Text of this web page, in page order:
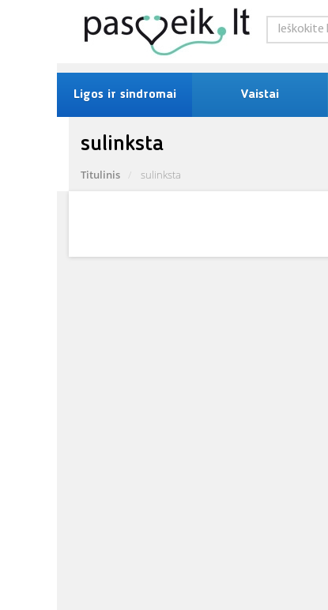
Ligos ir sindromai Vaistai
sulinksta
Titulinis sulinksta